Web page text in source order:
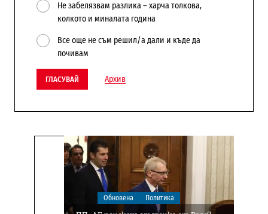
Не забелязвам разлика – харча толкова,
колкото и миналата година
Все още не съм решил/а дали и къде да
почивам
ГЛАСУВАЙ Архив
Обновена Политика